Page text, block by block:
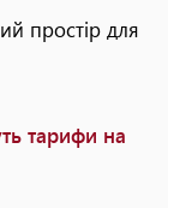
простір для
тарифи на